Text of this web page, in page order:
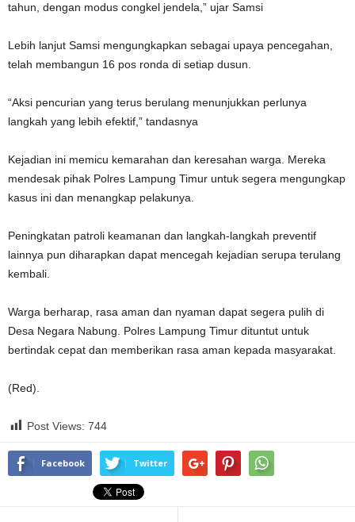
tahun, dengan modus congkel jendela,” ujar Samsi
Lebih lanjut Samsi mengungkapkan sebagai upaya pencegahan,
telah membangun 16 pos ronda di setiap dusun.
“Aksi pencurian yang terus berulang menunjukkan perlunya
langkah yang lebih efektif,” tandasnya
Kejadian ini memicu kemarahan dan keresahan warga. Mereka
mendesak pihak Polres Lampung Timur untuk segera mengungkap
kasus ini dan menangkap pelakunya.
Peningkatan patroli keamanan dan langkah-langkah preventif
lainnya pun diharapkan dapat mencegah kejadian serupa terulang
kembali.
Warga berharap, rasa aman dan nyaman dapat segera pulih di
Desa Negara Nabung. Polres Lampung Timur dituntut untuk
bertindak cepat dan memberikan rasa aman kepada masyarakat.
(Red).
Post Views: 744
Facebook Twitter